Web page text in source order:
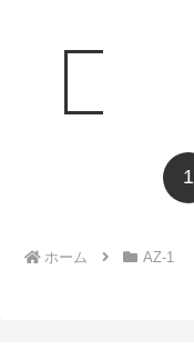
1
ホーム AZ-1